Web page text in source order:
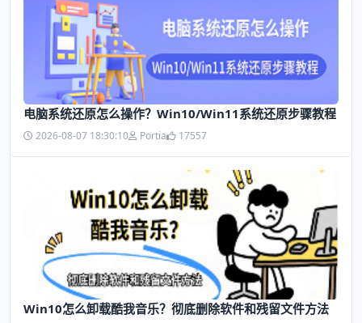
电脑系统还原怎么操作？Win10/Win11系统还原步骤教程
2026-08-07 18:30:10 Portia 17557
Win10怎么卸载酷我音乐？彻底删除软件和残留文件方法